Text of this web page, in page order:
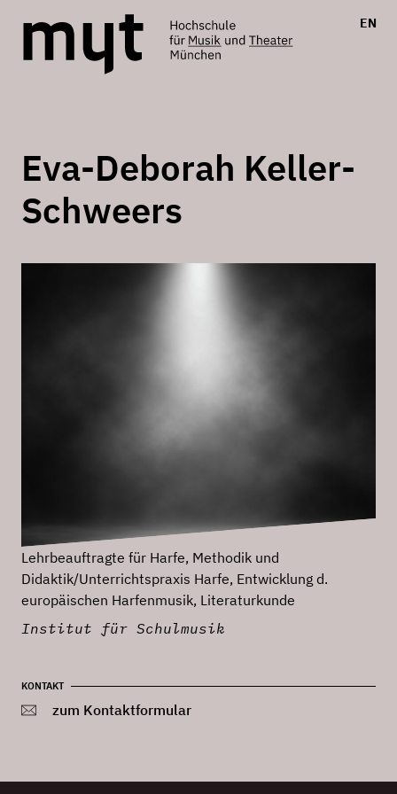
EN
Eva-Deborah Keller-
Schweers
Lehrbeauftragte für Harfe, Methodik und
Didaktik/Unterrichtspraxis Harfe, Entwicklung d.
europäischen Harfenmusik, Literaturkunde
Institut für Schulmusik
KONTAKT
zum Kontaktformular